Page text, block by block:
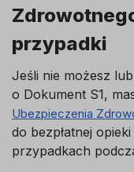
przypadki
Jeśli nie możesz
o Dokument S1,
Ubezpieczenia
do bezpłatnej
przypadkach